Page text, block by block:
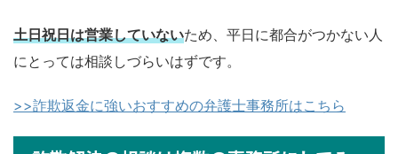
土日祝日は営業していないため、平日に都合がつかない人
にとっては相談しづらいはずです。
>>詐欺返金に強いおすすめの弁護士事務所はこちら